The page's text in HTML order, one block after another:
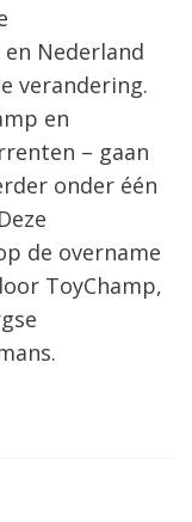
Nederland
verandering.
en
– gaan
onder één
de overname
ToyChamp,